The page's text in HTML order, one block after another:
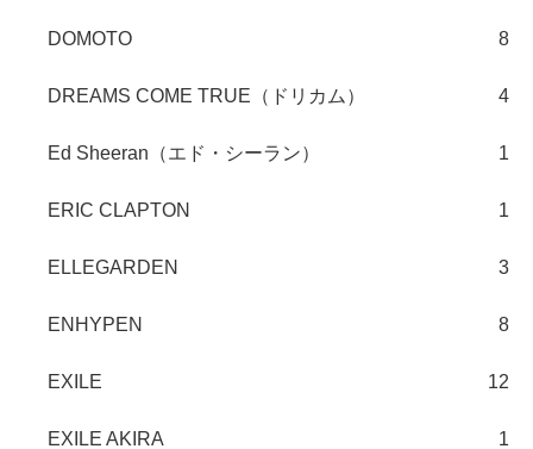
DOMOTO 8
DREAMS COME TRUE（ドリカム） 4
Ed Sheeran（エド・シーラン） 1
ERIC CLAPTON 1
ELLEGARDEN 3
ENHYPEN 8
EXILE 12
EXILE AKIRA 1